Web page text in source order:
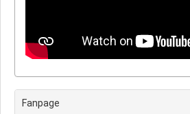
Fanpage